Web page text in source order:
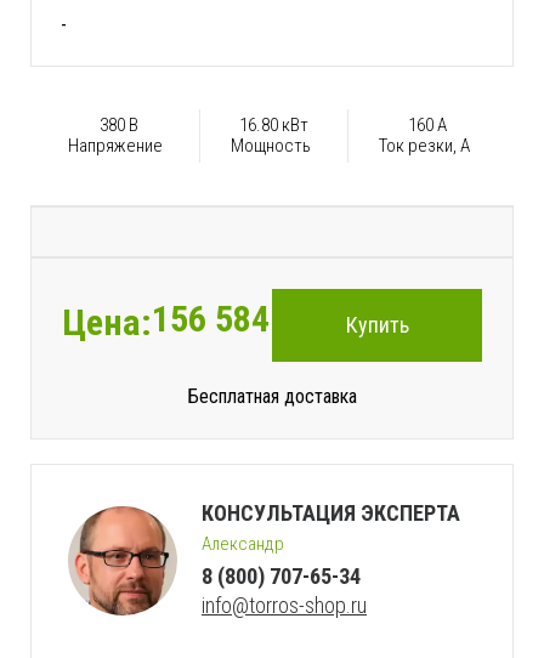
-
380 В
Напряжение
16.80 кВт
Мощность
160 А
Ток резки, А
Цена:156 584
Бесплатная доставка
Купить
КОНСУЛЬТАЦИЯ ЭКСПЕРТА
Александр
8 (800) 707-65-34
info@torros-shop.ru